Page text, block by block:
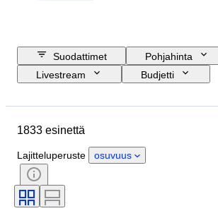
Suodattimet
Pohjahinta
Livestream
Budjetti
Materiaali
Tyylisuuntaus
Väri
Vaatekoko
Esineen koko
Kuosi
1833 esinettä
Lajitteluperuste osuvuus